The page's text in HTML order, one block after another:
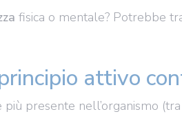
fisica o mentale? Potrebbe
attivo
presente nell’organismo